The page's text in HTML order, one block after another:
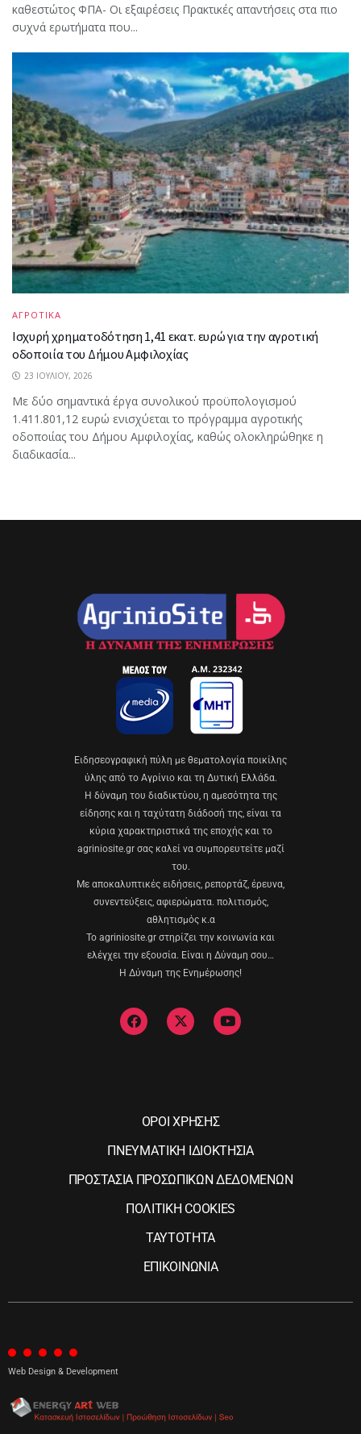
καθεστώτος ΦΠΑ- Οι εξαιρέσεις Πρακτικές απαντήσεις στα πιο
συχνά ερωτήματα που...
ΑΓΡΟΤΙΚΑ
Ισχυρή χρηματοδότηση 1,41 εκατ. ευρώ για την αγροτική
οδοποιία του Δήμου Αμφιλοχίας
23 ΙΟΥΛΊΟΥ, 2026
Με δύο σημαντικά έργα συνολικού προϋπολογισμού
1.411.801,12 ευρώ ενισχύεται το πρόγραμμα αγροτικής
οδοποιίας του Δήμου Αμφιλοχίας, καθώς ολοκληρώθηκε η
διαδικασία...
Eιδησεογραφική πύλη με θεματολογία ποικίλης
ύλης από το Αγρίνιο και τη Δυτική Ελλάδα.
Η δύναμη του διαδικτύου, η αμεσότητα της
είδησης και η ταχύτατη διάδοσή της, είναι τα
κύρια χαρακτηριστικά της εποχής και το
agriniosite.gr σας καλεί να συμπορευτείτε μαζί
του.
Με αποκαλυπτικές ειδήσεις, ρεπορτάζ, έρευνα,
συνεντεύξεις, αφιερώματα. πολιτισμός,
αθλητισμός κ.α
Το agriniosite.gr στηρίζει την κοινωνία και
ελέγχει την εξουσία. Είναι η Δύναμη σου…
Η Δύναμη της Ενημέρωσης!
ΟΡΟΙ ΧΡΗΣΗΣ
ΠΝΕΥΜΑΤΙΚΗ ΙΔΙΟΚΤΗΣΙΑ
ΠΡΟΣΤΑΣΙΑ ΠΡΟΣΩΠΙΚΩΝ ΔΕΔΟΜΕΝΩΝ
ΠΟΛΙΤΙΚΗ COOKIES
ΤΑΥΤΟΤΗΤΑ
ΕΠΙΚΟΙΝΩΝΙΑ
Web Design & Development